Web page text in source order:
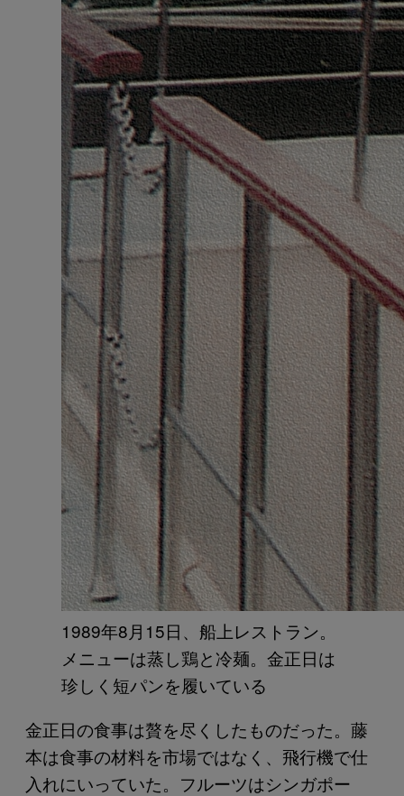
1989年8月15日、船上レストラン。
メニューは蒸し鶏と冷麺。金正日は
珍しく短パンを履いている
金正日の食事は贅を尽くしたものだった。藤
本は食事の材料を市場ではなく、飛行機で仕
入れにいっていた。フルーツはシンガポー